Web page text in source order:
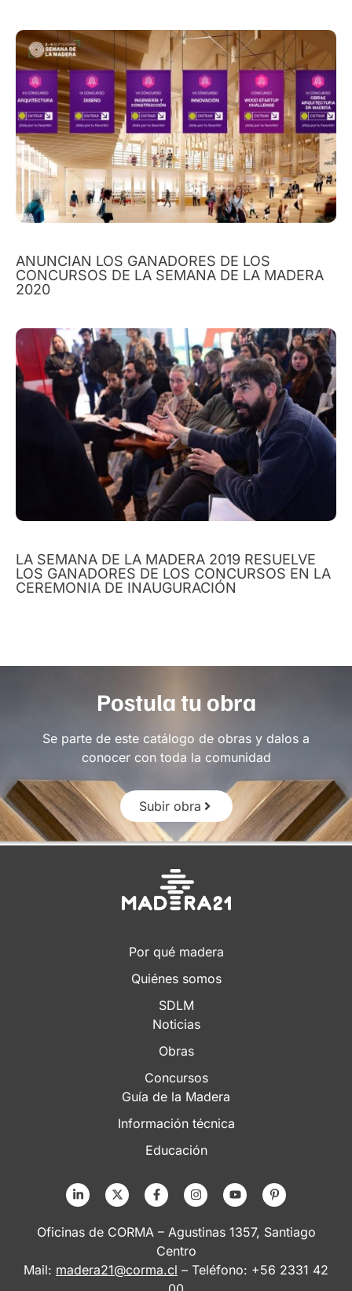
ANUNCIAN LOS GANADORES DE LOS
CONCURSOS DE LA SEMANA DE LA MADERA
2020
LA SEMANA DE LA MADERA 2019 RESUELVE
LOS GANADORES DE LOS CONCURSOS EN LA
CEREMONIA DE INAUGURACIÓN
Postula tu obra
Se parte de este catálogo de obras y dalos a
conocer con toda la comunidad
Subir obra
Por qué madera
Quiénes somos
SDLM
Noticias
Obras
Concursos
Guía de la Madera
Información técnica
Educación
Oficinas de CORMA – Agustinas 1357, Santiago
Centro
Mail: madera21@corma.cl – Teléfono: +56 2331 42